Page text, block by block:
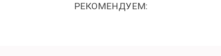
РЕКОМЕНДУЕМ: